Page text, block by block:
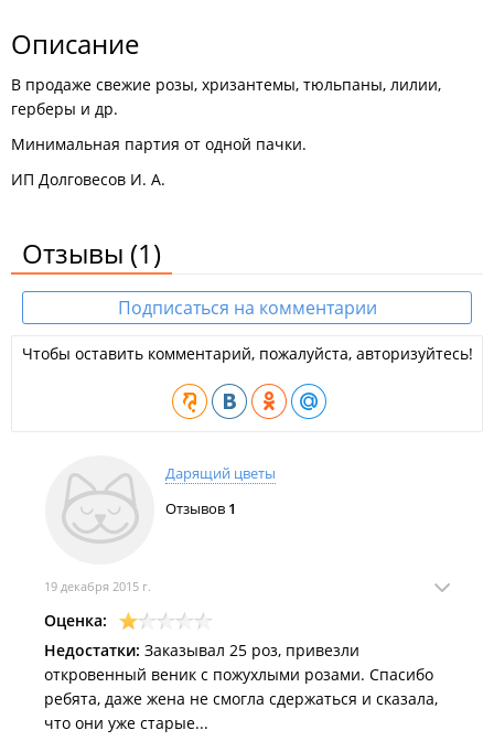
Описание
В продаже свежие розы, хризантемы, тюльпаны, лилии,
герберы и др.
Минимальная партия от одной пачки.
ИП Долговесов И. А.
Отзывы (1)
Подписаться на комментарии
Чтобы оставить комментарий, пожалуйста, авторизуйтесь!
Дарящий цветы
Отзывов 1
19 декабря 2015 г.
Оценка:
Недостатки: Заказывал 25 роз, привезли
откровенный веник с пожухлыми розами. Спасибо
ребята, даже жена не смогла сдержаться и сказала,
что они уже старые...